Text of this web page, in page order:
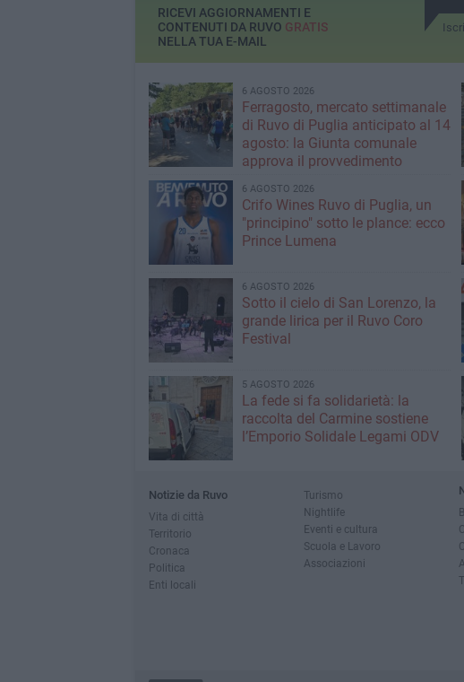
RICEVI AGGIORNAMENTI E
CONTENUTI DA RUVO GRATIS
NELLA TUA E-MAIL
6 AGOSTO 2026
Ferragosto, mercato settimanale
di Ruvo di Puglia anticipato al 14
agosto: la Giunta comunale
approva il provvedimento
6 AGOSTO 2026
Crifo Wines Ruvo di Puglia, un
"principino" sotto le plance: ecco
Prince Lumena
6 AGOSTO 2026
Sotto il cielo di San Lorenzo, la
grande lirica per il Ruvo Coro
Festival
5 AGOSTO 2026
La fede si fa solidarietà: la
raccolta del Carmine sostiene
l’Emporio Solidale Legami ODV
Notizie da Ruvo
Vita di città
Territorio
Cronaca
Politica
Enti locali
Turismo
Nightlife
Eventi e cultura
Scuola e Lavoro
Associazioni